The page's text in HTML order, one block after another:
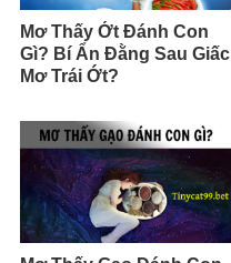
Mơ Thấy Ớt Đánh Con
Gì? Bí Ẩn Đằng Sau Giấc
Mơ Trái Ớt?